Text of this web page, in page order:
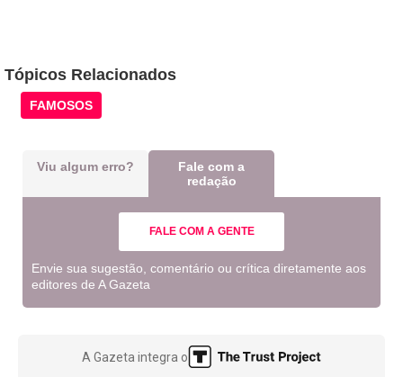
Tópicos Relacionados
FAMOSOS
Viu algum erro?
Fale com a
redação
FALE COM A GENTE
Envie sua sugestão, comentário ou crítica diretamente aos
editores de A Gazeta
A Gazeta integra o